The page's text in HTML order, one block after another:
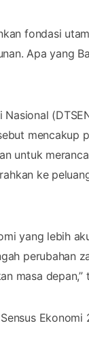
fondasi
Apa yang
mencakup
untuk
ke
yang lebih
perubahan
masa depan,”